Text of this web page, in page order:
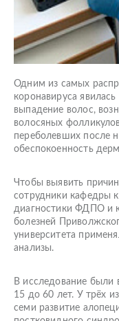
Одним из самых
коронавируса
выпадение волос,
волосяных
переболевших после
обеспокоенность
Чтобы выявить
сотрудники кафедры
диагностики ФДПО и
болезней
университета
анализы.
В исследование были
15 до 60 лет. У трёх
семи развитие